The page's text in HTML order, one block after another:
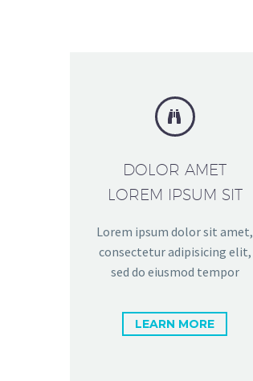


DOLOR AMET
LOREM IPSUM SIT
Lorem ipsum dolor sit amet,
consectetur adipisicing elit,
sed do eiusmod tempor
LEARN MORE